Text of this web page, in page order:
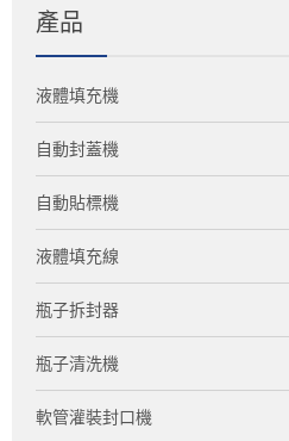
產品
液體填充機
自動封蓋機
自動貼標機
液體填充線
瓶子拆封器
瓶子清洗機
軟管灌裝封口機